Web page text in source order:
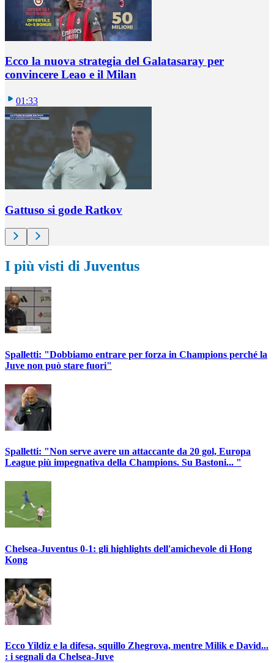
Ecco la nuova strategia del Galatasaray per
convincere Leao e il Milan
01:33
Gattuso si gode Ratkov
I più visti di Juventus
Spalletti: "Dobbiamo entrare per forza in Champions perché la
Juve non può stare fuori"
Spalletti: "Non serve avere un attaccante da 20 gol, Europa
League più impegnativa della Champions. Su Bastoni... "
Chelsea-Juventus 0-1: gli highlights dell'amichevole di Hong
Kong
Ecco Yildiz e la difesa, squillo Zhegrova, mentre Milik e David...
: i segnali da Chelsea-Juve